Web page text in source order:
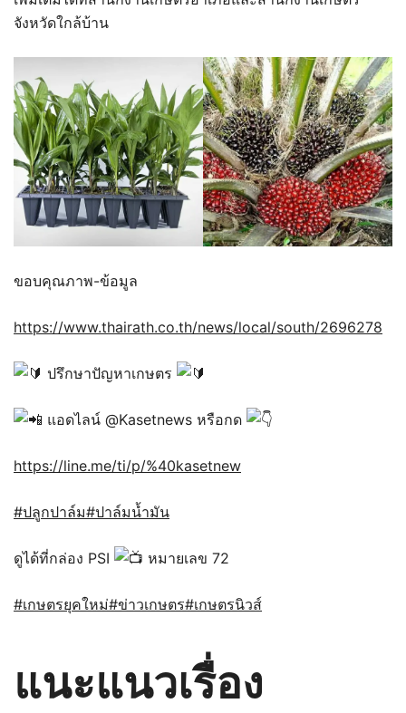
จังหวัดใกล้บ้าน
ขอบคุณภาพ-ข้อมูล
https://www.thairath.co.th/news/local/south/2696278
ปรึกษาปัญหาเกษตร
แอดไลน์ @Kasetnews หรือกด
https://line.me/ti/p/%40kasetnew
#ปลูกปาล์ม#ปาล์มน้ำมัน
ดูได้ที่กล่อง PSI หมายเลข 72
#เกษตรยุคใหม่#ข่าวเกษตร#เกษตรนิวส์
แนะแนวเรื่อง